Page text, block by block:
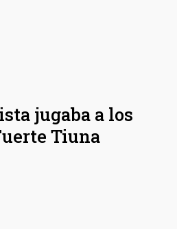
jugaba a los
Tiuna